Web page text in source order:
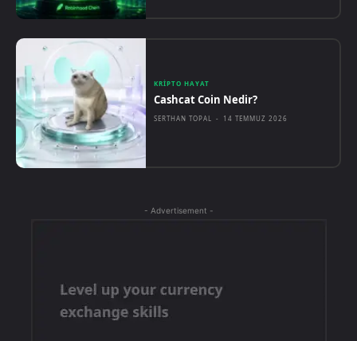
KRIPTO HAYAT
Cashcat Coin Nedir?
SERTHAN TOPAL - 14 TEMMUZ 2026
- Advertisement -